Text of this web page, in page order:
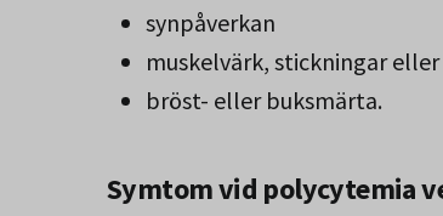
synpåverkan
muskelvärk, stickningar
bröst- eller buksmärta.
Symtom vid polycytemia